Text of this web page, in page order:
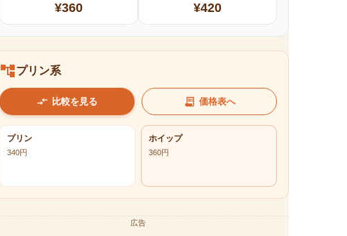
¥360 ¥420
account_treeプリン系
compare_arrows 比較を見る receipt_long 価格表へ
プリン
340円
ホイップ
360円
広告